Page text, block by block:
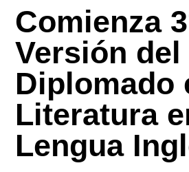
Comienza
Versión del
Diplomado
Literatura
Lengua